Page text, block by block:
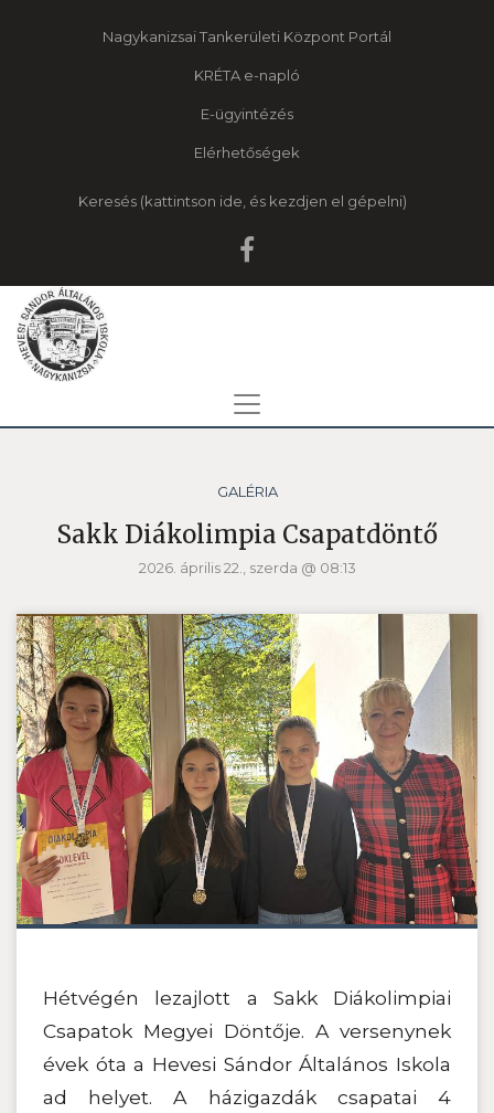
Nagykanizsai Tankerületi Központ Portál
KRÉTA e-napló
E-ügyintézés
Elérhetőségek
Keresés
GALÉRIA
Sakk Diákolimpia Csapatdöntő
2026. április 22., szerda @ 08:13
Hétvégén lezajlott a Sakk Diákolimpiai
Csapatok Megyei Döntője. A versenynek
évek óta a Hevesi Sándor Általános Iskola
ad helyet. A házigazdák csapatai 4